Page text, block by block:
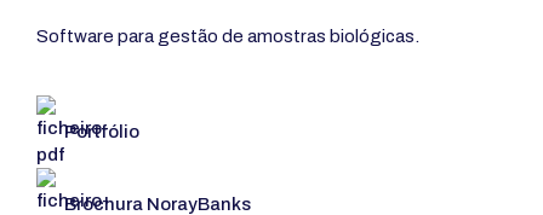
Software para gestão de amostras biológicas.
Portfólio
Brochura NorayBanks